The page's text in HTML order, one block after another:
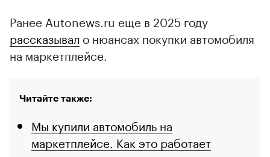
Ранее Autonews.ru еще в 2025 году
рассказывал о нюансах покупки автомобиля
на маркетплейсе.
Читайте также:
Мы купили автомобиль на
маркетплейсе. Как это работает